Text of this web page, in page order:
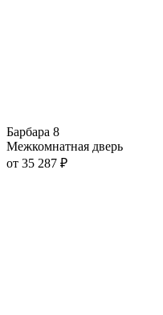
Барбара 8
Межкомнатная дверь
от 35 287 ₽